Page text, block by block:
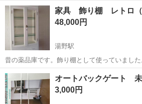
家具 飾り棚 レトロ（
48,000円
湯野駅
昔の薬品庫です。飾り棚として使っていました
高さ 約160cm 横幅 約64cm 奥行 約34cm です。 他のサイトにも
出品していますので、そちらで先に売れました
_)...
広島 福山市 湯野駅 収納家具
オートバックゲート 未
3,000円